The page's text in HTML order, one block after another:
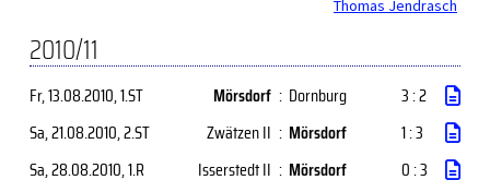
Thomas Jendrasch
2010/11
Fr, 13.08.2010, 1.ST Mörsdorf : Dornburg
3 : 2
Sa, 21.08.2010, 2.ST Zwätzen II : Mörsdorf
1 : 3
Sa, 28.08.2010, 1.R Isserstedt II : Mörsdorf
0 : 3